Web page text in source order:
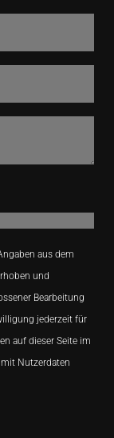
aus dem
und
Bearbeitung
jederzeit für
auf dieser Seite im
Nutzerdaten